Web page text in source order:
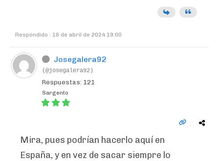
Respondido : 18 de abril de 2024 19:00
Josegalera92
(@josegalera92)
Respuestas: 121
Sargento
Mira, pues podrían hacerlo aquí en
España, y en vez de sacar siempre lo